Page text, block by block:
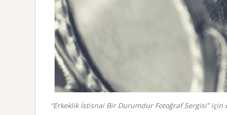
“Erkeklik İstisnai Bir Durumdur Fotoğraf Sergisi”